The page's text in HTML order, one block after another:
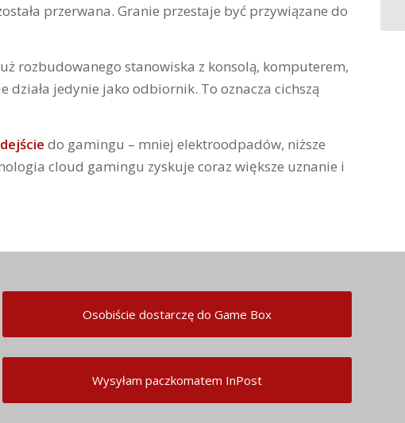
przerwana. Granie przestaje być przywiązane do
rozbudowanego stanowiska z konsolą, komputerem,
działa jedynie jako odbiornik. To oznacza cichszą
do gamingu – mniej elektroodpadów, niższe
cloud gamingu zyskuje coraz większe uznanie i
Osobiście dostarczę do Game Box
Wysyłam paczkomatem InPost